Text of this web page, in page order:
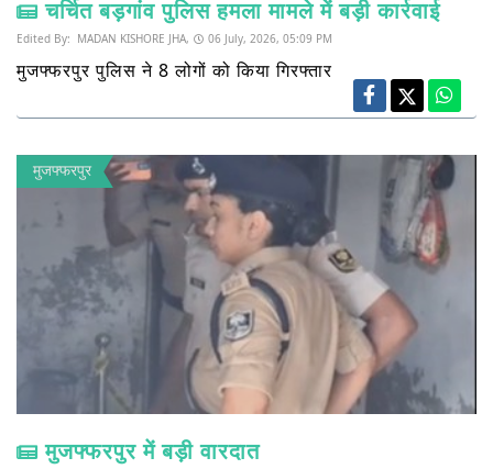
चर्चित बड़गांव पुलिस हमला मामले में बड़ी कार्रवाई
Edited By: MADAN KISHORE JHA, 06 July, 2026, 05:09 PM
मुजफ्फरपुर पुलिस ने 8 लोगों को किया गिरफ्तार
मुजफ्फरपुर
मुजफ्फरपुर में बड़ी वारदात